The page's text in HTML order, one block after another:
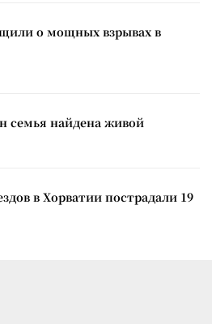
о мощных взрывах в
семья найдена живой
в Хорватии пострадали 19